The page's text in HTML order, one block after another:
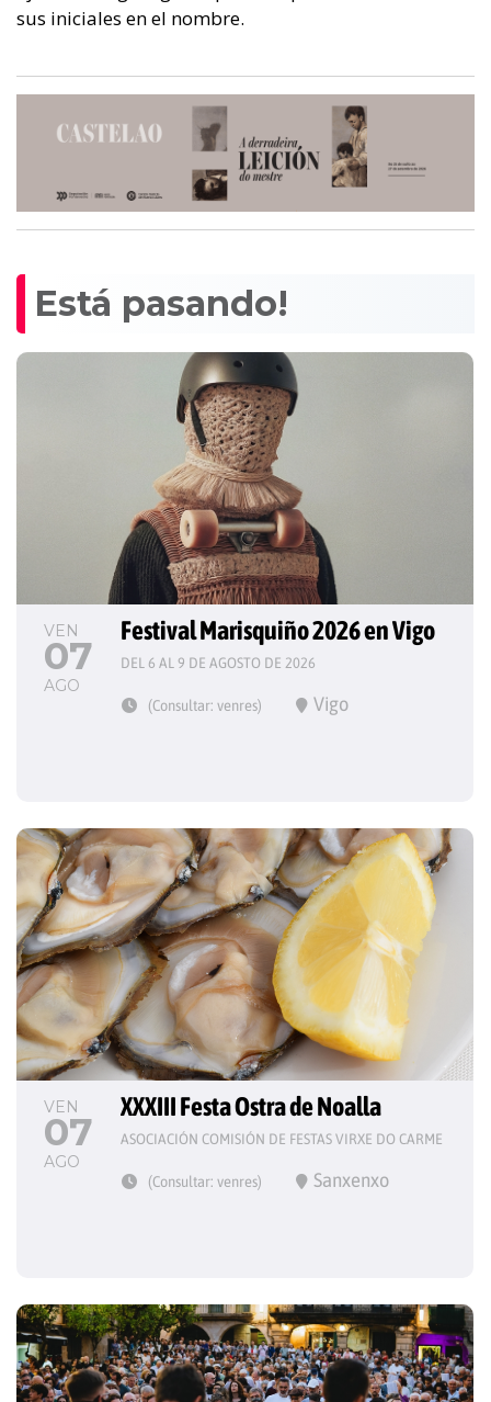
sus iniciales en el nombre.
Está pasando!
VEN
07
AGO
Festival Marisquiño 2026 en Vigo
DEL 6 AL 9 DE AGOSTO DE 2026
(Consultar: venres) Vigo
VEN
07
AGO
XXXIII Festa Ostra de Noalla
ASOCIACIÓN COMISIÓN DE FESTAS VIRXE DO CARME
(Consultar: venres) Sanxenxo